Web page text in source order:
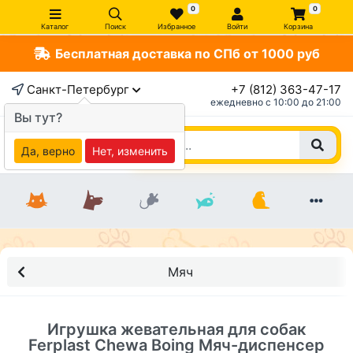
Каталог Поиск
0
Избранное Войти
0
Корзина
Бесплатная доставка по СПб от 1000 руб
Санкт-Петербург +7 (812) 363-47-17
ежедневно c 10:00 до 21:00
Мяч
Игрушка жевательная для собак
Ferplast Chewa Boing Мяч-диспенсер
Вы тут?
Да, верно Нет, изменить